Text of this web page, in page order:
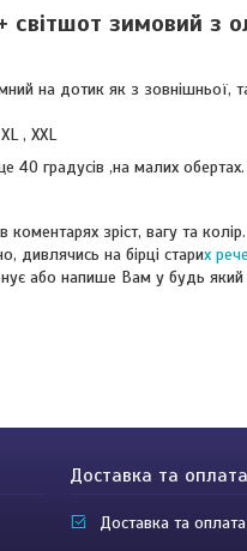
світшот зимовий з
на дотик як з зовнішньої,
, XXL
градусів ,на малих
зріст, вагу та колір.
дивлячись на бірці старих
або напише Вам у будь
Доставка та оплата
Доставка та оплата